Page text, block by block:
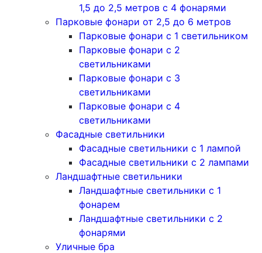
1,5 до 2,5 метров с 4 фонарями
Парковые фонари от 2,5 до 6 метров
Парковые фонари с 1 светильником
Парковые фонари с 2
светильниками
Парковые фонари с 3
светильниками
Парковые фонари с 4
светильниками
Фасадные светильники
Фасадные светильники с 1 лампой
Фасадные светильники c 2 лампами
Ландшафтные светильники
Ландшафтные светильники с 1
фонарем
Ландшафтные светильники с 2
фонарями
Уличные бра